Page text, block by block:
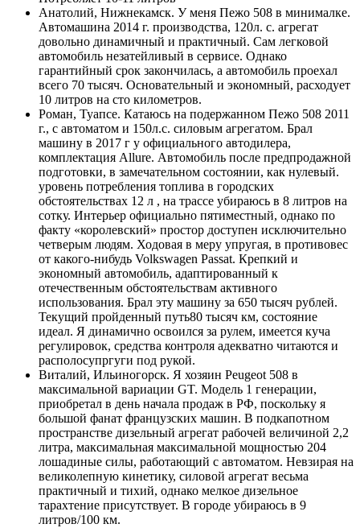
Анатолий, Нижнекамск. У меня Пежо 508 в минималке.
Автомашина 2014 г. производства, 120л. с. агрегат
довольно динамичный и практичный. Сам легковой
автомобиль незатейливый в сервисе. Однако
гарантийный срок закончилась, а автомобиль проехал
всего 70 тысяч. Основательный и экономный, расходует
10 литров на сто километров.
Роман, Туапсе. Катаюсь на подержанном Пежо 508 2011
г., с автоматом и 150л.с. силовым агрегатом. Брал
машину в 2017 г у официального автодилера,
комплектация Allure. Автомобиль после предпродажной
подготовки, в замечательном состоянии, как нулевый.
уровень потребления топлива в городских
обстоятельствах 12 л , на трассе убираюсь в 8 литров на
сотку. Интерьер официально пятиместный, однако по
факту «королевский» простор доступен исключительно
четверым людям. Ходовая в меру упругая, в противовес
от какого-нибудь Volkswagen Passat. Крепкий и
экономный автомобиль, адаптированный к
отечественным обстоятельствам активного
использования. Брал эту машину за 650 тысяч рублей.
Текущий пройденный путь80 тысяч км, состояние
идеал. Я динамично освоился за рулем, имеется куча
регулировок, средства контроля адекватно читаются и
располосупргуги под рукой.
Виталий, Ильиногорск. Я хозяин Peugeot 508 в
максимальной вариации GT. Модель 1 генерации,
приобретал в день начала продаж в РФ, поскольку я
большой фанат французских машин. В подкапотном
пространстве дизельный агрегат рабочей величиной 2,2
литра, максимальная максимальной мощностью 204
лошадиные силы, работающий с автоматом. Невзирая на
великолепную кинетику, силовой агрегат весьма
практичный и тихий, однако мелкое дизельное
тарахтение присутствует. В городе убираюсь в 9
литров/100 км.